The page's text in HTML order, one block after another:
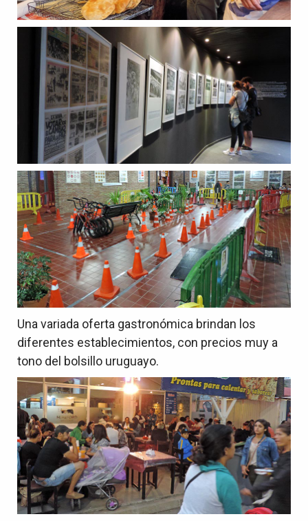
Una variada oferta gastronómica brindan los
diferentes establecimientos, con precios muy a
tono del bolsillo uruguayo.